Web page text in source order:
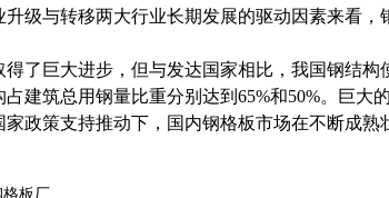
级与转移两大行业长期发展的驱动因素来看，
了巨大进步，但与发达国家相比，我国钢结构
建筑总用钢量比重分别达到65%和50%。巨大
政策支持推动下，国内钢格板市场在不断成熟
板厂